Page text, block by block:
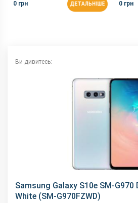
GPS є
Аудіороз'єм
Характеристики та комплектацію
змінити без повідомлення.
0 грн
ДЕТАЛЬНІШЕ
0 грн
Ви дивитесь:
Samsung Galaxy S10e SM-G970
White (SM-G970FZWD)